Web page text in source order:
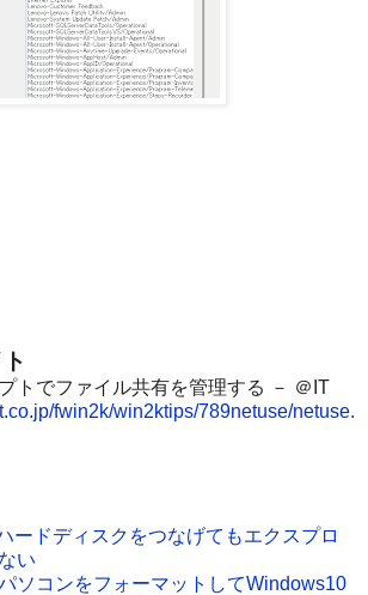
トでファイル共有を管理する － ＠IT
fwin2k/win2ktips/789netuse/netuse.
ードディスクをつなげてもエクスプロ
い
ソコンをフォーマットしてWindows10